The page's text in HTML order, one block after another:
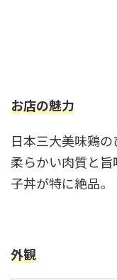
お店の魅力
日本三大美味鶏の
柔らかい肉質と
子丼が特に絶品。
外観